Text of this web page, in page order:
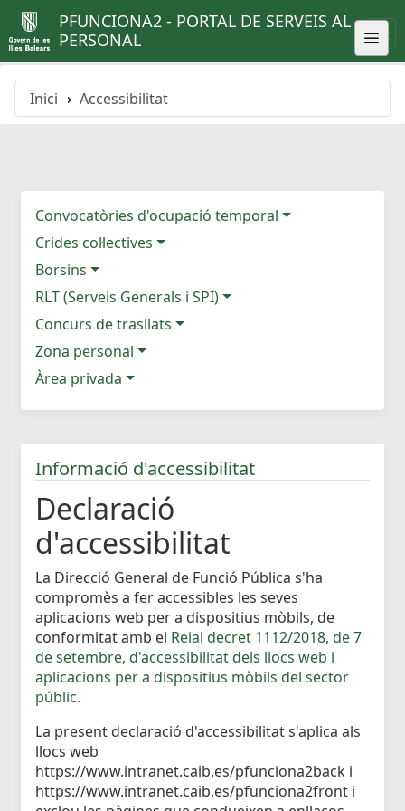
PFUNCIONA2 - PORTAL DE SERVEIS AL
PERSONAL
Inici Accessibilitat
Convocatòries d'ocupació temporal
Crides col·lectives
Borsins
RLT (Serveis Generals i SPI)
Concurs de trasllats
Zona personal
Àrea privada
Informació d'accessibilitat
Declaració
d'accessibilitat
La Direcció General de Funció Pública s'ha
compromès a fer accessibles les seves
aplicacions web per a dispositius mòbils, de
conformitat amb el Reial decret 1112/2018, de 7
de setembre, d'accessibilitat dels llocs web i
aplicacions per a dispositius mòbils del sector
públic.
La present declaració d'accessibilitat s'aplica als
llocs web
https://www.intranet.caib.es/pfunciona2back i
https://www.intranet.caib.es/pfunciona2front i